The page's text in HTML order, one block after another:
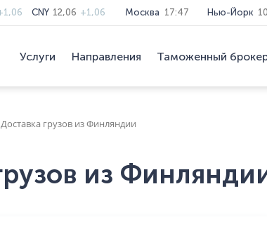
CNY 12,06 +1,06 Москва 17:47 Нью-Йорк
Услуги Направления Таможенный
Доставка грузов из Финляндии
из